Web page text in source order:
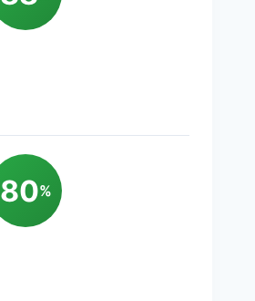
80%